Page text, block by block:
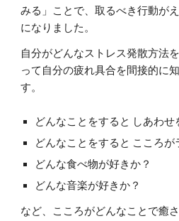
みる」ことで、取るべき行動が
になりました。
自分がどんなストレス発散方法
って自分の疲れ具合を間接的に
す。
どんなことをすると しあわせ
どんなことをすると こころが
どんな食べ物が好きか？
どんな音楽が好きか？
など、こころがどんなことで癒